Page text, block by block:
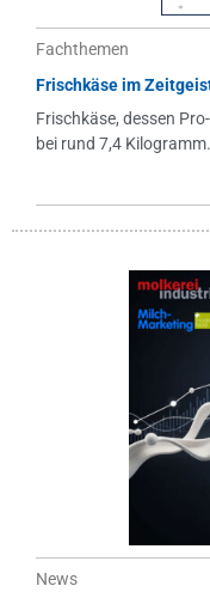
Fachthemen
Frischkäse im
Frischkäse, dessen
bei rund 7,4
News